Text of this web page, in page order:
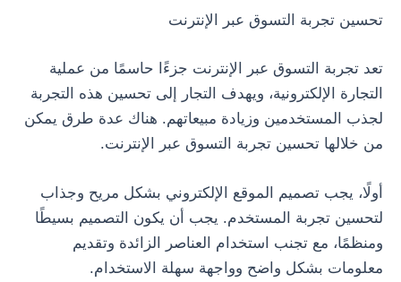
تحسين تجربة التسوق عبر الإنترنت
تعد تجربة التسوق عبر الإنترنت جزءًا حاسمًا من عملية
التجارة الإلكترونية، ويهدف التجار إلى تحسين هذه التجربة
لجذب المستخدمين وزيادة مبيعاتهم. هناك عدة طرق يمكن
من خلالها تحسين تجربة التسوق عبر الإنترنت.
أولًا، يجب تصميم الموقع الإلكتروني بشكل مريح وجذاب
لتحسين تجربة المستخدم. يجب أن يكون التصميم بسيطًا
ومنظمًا، مع تجنب استخدام العناصر الزائدة وتقديم
معلومات بشكل واضح وواجهة سهلة الاستخدام.